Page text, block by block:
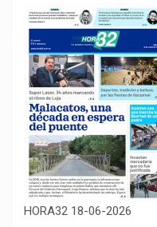
HORA32 18-06-2026